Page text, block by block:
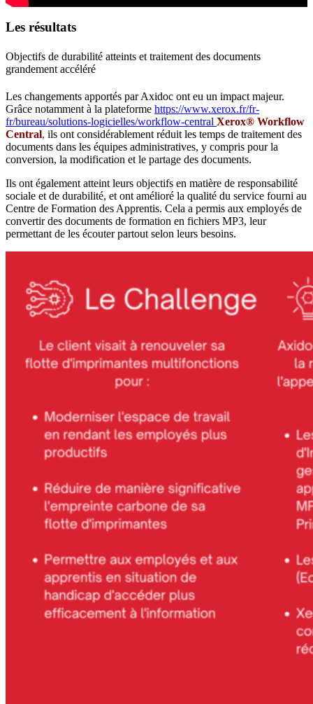
Les résultats
Objectifs de durabilité atteints et traitement des documents
grandement accéléré
Les changements apportés par Axidoc ont eu un impact majeur.
Grâce notamment à la plateforme https://www.xerox.fr/fr-
fr/bureau/solutions-logicielles/workflow-central Xerox® Workflow
Central, ils ont considérablement réduit les temps de traitement des
documents dans les équipes administratives, y compris pour la
conversion, la modification et le partage des documents.
Ils ont également atteint leurs objectifs en matière de responsabilité
sociale et de durabilité, et ont amélioré la qualité du service fourni au
Centre de Formation des Apprentis. Cela a permis aux employés de
convertir des documents de formation en fichiers MP3, leur
permettant de les écouter partout selon leurs besoins.